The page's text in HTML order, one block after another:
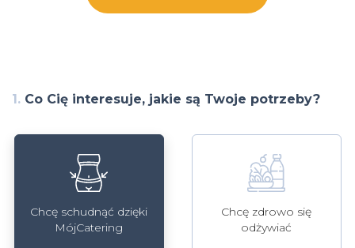
1. Co Cię interesuje, jakie są Twoje potrzeby?
Chcę schudnąć dzięki
MójCatering
Chcę zdrowo się
odżywiać